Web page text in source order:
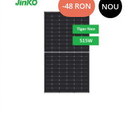
-48 RON NOU